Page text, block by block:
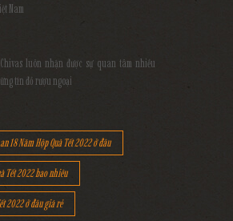
Nam
luôn nhận được sự quan tâm nhiều
tín đồ rượu ngoại
18 Năm Hộp Quà Tết 2022 ở đâu
Tết 2022 bao nhiêu
2022 ở đâu giá rẻ